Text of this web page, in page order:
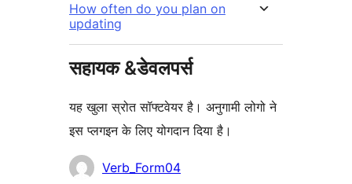
How often do you plan on
updating
सहायक &डेवलपर्स
यह खुला स्रोत सॉफ्टवेयर है। अनुगामी लोगो ने
इस प्लगइन के लिए योगदान दिया है।
योगदानकर्ताVerb_Form04